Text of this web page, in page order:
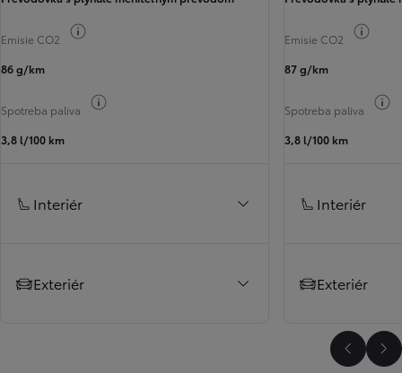
Emisie CO2
86 g/km
Spotreba paliva
3,8 l/100 km
Interiér
Exteriér
Emisie CO2
87 g/km
Spotreba paliva
3,8 l/100 km
Interiér
Exteriér